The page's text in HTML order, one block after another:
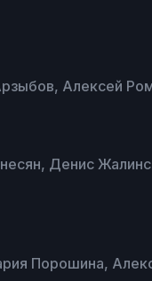
Алексей
Денис
Порошина,